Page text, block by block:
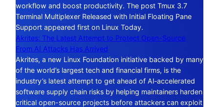
workflow and boost productivity. The post Tmux 3.7
Terminal Multiplexer Released with Initial Floating Pane
Support appeared first on Linux Today.
Akrites: The Latest Attempt to Protect Open-Source
From AI Attacks Has Arrived
Akrites, a new Linux Foundation initiative backed by many
of the world’s largest tech and financial firms, is the
industry’s latest attempt to get ahead of AI‑accelerated
software supply chain risks by helping maintainers harden
critical open-source projects before attackers can exploit